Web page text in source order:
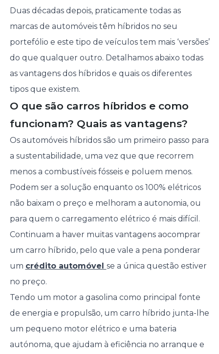
Duas décadas depois, praticamente todas as
marcas de automóveis têm híbridos no seu
portefólio e este tipo de veículos tem mais ‘versões’
do que qualquer outro. Detalhamos abaixo todas
as vantagens dos híbridos e quais os diferentes
tipos que existem.
O que são carros híbridos e como
funcionam? Quais as vantagens?
Os automóveis híbridos são um primeiro passo para
a sustentabilidade, uma vez que que recorrem
menos a combustíveis fósseis e poluem menos.
Podem ser a solução enquanto os 100% elétricos
não baixam o preço e melhoram a autonomia, ou
para quem o carregamento elétrico é mais difícil.
Continuam a haver muitas vantagens aocomprar
um carro híbrido, pelo que vale a pena ponderar
um crédito automóvel se a única questão estiver
no preço.
Tendo um motor a gasolina como principal fonte
de energia e propulsão, um carro híbrido junta-lhe
um pequeno motor elétrico e uma bateria
autónoma, que ajudam à eficiência no arranque e